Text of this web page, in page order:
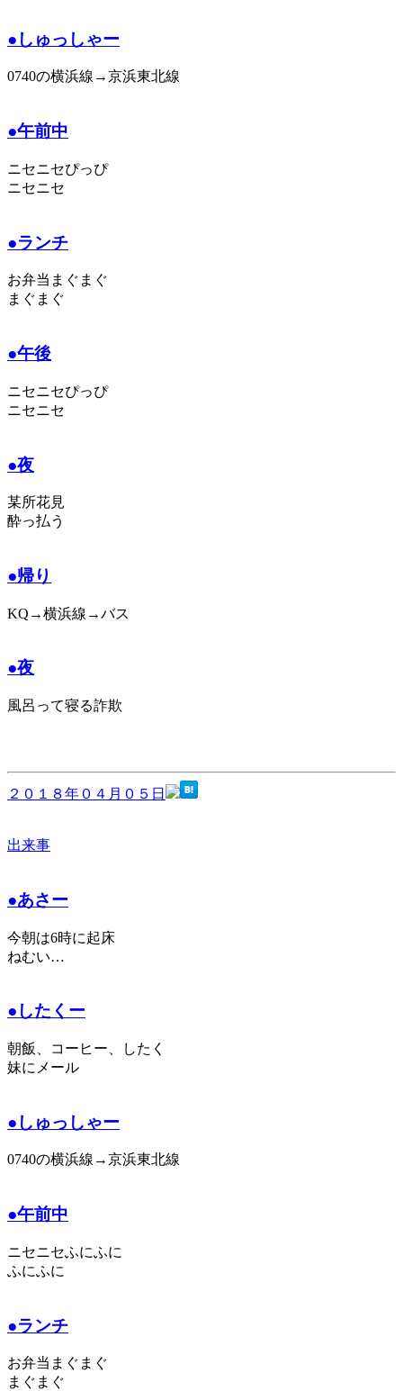
●しゅっしゃー
0740の横浜線→京浜東北線
●午前中
ニセニセぴっぴ
ニセニセ
●ランチ
お弁当まぐまぐ
まぐまぐ
●午後
ニセニセぴっぴ
ニセニセ
●夜
某所花見
酔っ払う
●帰り
KQ→横浜線→バス
●夜
風呂って寝る詐欺
２０１８年０４月０５日
出来事
●あさー
今朝は6時に起床
ねむい…
●したくー
朝飯、コーヒー、したく
妹にメール
●しゅっしゃー
0740の横浜線→京浜東北線
●午前中
ニセニセふにふに
ふにふに
●ランチ
お弁当まぐまぐ
まぐまぐ